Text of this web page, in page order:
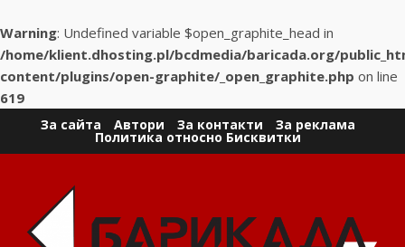
Warning: Undefined variable $open_graphite_head in
/home/klient.dhosting.pl/bcdmedia/baricada.org/
content/plugins/open-graphite/_open_graphite.php on line
619
За сайта Автори За контакти За реклама
Политика относно Бисквитки